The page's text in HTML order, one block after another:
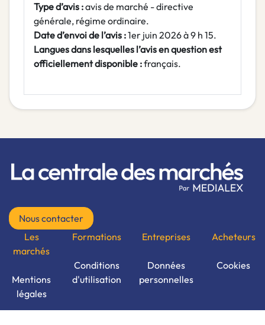
Type d’avis :avis de marché - directive
générale, régime ordinaire.
Date d’envoi de l’avis :1er juin 2026 à 9 h 15.
Langues dans lesquelles l’avis en question est
officiellement disponible :français.
Nous contacter
Les
marchés
Mentions
légales
Formations
Conditions
d'utilisation
Entreprises
Données
personnelles
Acheteurs
Cookies